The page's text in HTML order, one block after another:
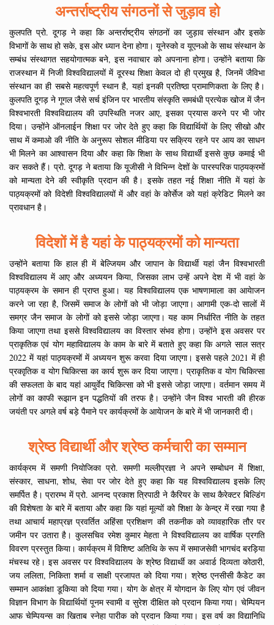
अन्तर्राष्ट्रीय संगठनों से जुड़ाव हो
कुलपति प्रो. दूगड़ ने कहा कि अन्तर्राष्ट्रीय संगठनों का जुड़ाव संस्थान और इसके
विभागों के साथ हो सके, इस ओर ध्यान देना होगा। यूनेस्को व यूएनओ के साथ संस्थान के
सम्बंध संस्थागत सहयोगात्मक बने, इस नवाचार को अपनाना होगा। उन्होंने बताया कि
राजस्थान में निजी विश्वविद्यालयों में दूरस्थ शिक्षा केवल दो ही प्रमुख है, जिनमें जैविभा
संस्थान का ही सबसे महत्वपूर्ण स्थान है, यहां इनकी प्रतिष्ठा प्रामाणिकता के लिए है।
कुलपति दूगड़ ने गूगल जैसे सर्च इंजिन पर भारतीय संस्कृति समबंधी प्रत्येक खोज में जैन
विश्वभारती विश्वविद्यालय की उपस्थिति नजर आए, इसका प्रयास करने पर भी जोर
दिया। उन्होंने ऑनलाईन शिक्षा पर जोर देते हुए कहा कि विद्यार्थियों के लिए सीखो और
साथ में कमाओ की नीति के अनुरूप सोशल मीडिया पर सक्रिय रहने पर आय का साधन
भी मिलने का आश्वासन दिया और कहा कि शिक्षा के साथ विद्यार्थी इससे कुछ कमाई भी
कर सकते हैं। प्रो. दूगड़ ने बताया कि यूजीसी ने विभिन्न देशों के पारस्परिक पाठ्यक्रमों
को मान्यता देने की स्वीकृति प्रदान की है। इसके तहत नई शिक्षा नीति में यहां के
पाठ्यक्रमों को विदेशी विश्वविद्यालयों में और वहां के कोर्सेज को यहां क्रेडिट मिलने का
प्रावधान है।
विदेशों में है यहां के पाठ्यक्रमों को मान्यता
उन्होंने बताया कि हाल ही में बेल्जियम और जापान के विद्यार्थी यहां जैन विश्वभारती
विश्वविद्यालय में आए और अध्ययन किया, जिसका लाभ उन्हें अपने देश में भी वहां के
पाठ्यक्रम के समान ही प्राप्त हुआ। यह विश्वविद्यालय एक भाषणामाला का आयेाजन
करने जा रहा है, जिसमें समाज के लोगों को भी जोड़ा जाएगा। आगामी एक-दो सालों में
समग्र जैन समाज के लोगों को इससे जोड़ा जाएगा। यह काम निर्धारित नीति के तहत
किया जाएगा तथा इससे विश्वविद्यालय का विस्तार संभव होगा। उन्होंने इस अवसर पर
प्राकृतिक एवं योग महाविद्यालय के काम के बारे में बताते हुए कहा कि अगले साल सत्र
2022 में यहां पाठ्यक्रमों में अध्ययन शुरू करवा दिया जाएगा। इससे पहले 2021 में ही
प्रकाृतिक व योग चिकित्सा का कार्य शुरू कर दिया जाएगा। प्राकृतिक व योग चिकित्सा
की सफलता के बाद यहां आयुर्वेद चिकित्सा को भी इससे जोड़ा जाएगा। वर्तमान समय में
लोगों का काफी रूझान इन पद्धतियों की तरफ है। उन्होंने जैन विश्व भारती की हीरक
जयंती पर अगले वर्ष बड़े पैमाने पर कार्यक्रमों के आयेाजन के बारे में भी जानकारी दी।
श्रेष्ठ विद्यार्थी और श्रेष्ठ कर्मचारी का सम्मान
कार्यक्रम में समणी नियोजिका प्रो. समणी मल्लीप्रज्ञा ने अपने सम्बोधन में शिक्षा,
संस्कार, साधना, शोध, सेवा पर जोर देते हुए कहा कि यह विश्वविद्यालय इसके लिए
समर्पित है। प्रारम्भ में प्रो. आनन्द प्रकाश त्रिपाठी ने कैरियर के साथ कैरेक्टर बिल्डिंग
की विशेषता के बारे में बताया और कहा कि यहां मूल्यों को शिक्षा के केन्द्र में रखा गया है
तथा आचार्य महाप्रज्ञ प्रवर्तित अहिंसा प्रशिक्षण की तकनीक को व्यावहारिक तौर पर
जमीन पर उतारा है। कुलसचिव रमेश कुमार मेहता ने विश्वविद्यालय का वार्षिक प्रगति
विवरण प्रस्तुत किया। कार्यक्रम में विशिष्ट अतिथि के रूप में समाजसेवी भागचंद बरड़िया
मंचस्थ रहे। इस अवसर पर विश्वविद्यालय के श्रेष्ठ विद्यार्थी का अवार्ड दिव्यता कोठारी,
जय ललिता, निकिता शर्मा व साक्षी प्रजापत को दिया गया। श्रेष्ठ एनसीसी कैडेट का
सम्मान आकांक्षा डूकिया को दिया गया। योग के क्षेत्र में योगदान के लिए योग एवं जीवन
विज्ञान विभाग के विद्यार्थियों पूनम स्वामी व सुरेश दीक्षित को प्रदान किया गया। चेम्पियन
आफ चेम्पियन्स का खिताब स्नेहा पारीक को प्रदान किया गया। इस वर्ष का विद्यानिधि